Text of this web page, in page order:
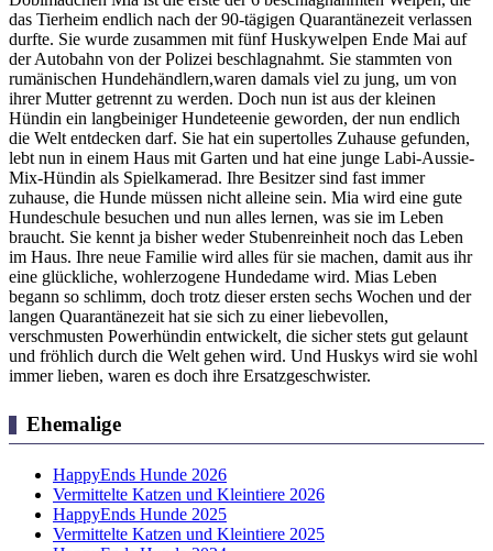
das Tierheim endlich nach der 90-tägigen Quarantänezeit verlassen
durfte. Sie wurde zusammen mit fünf Huskywelpen Ende Mai auf
der Autobahn von der Polizei beschlagnahmt. Sie stammten von
rumänischen Hundehändlern,waren damals viel zu jung, um von
ihrer Mutter getrennt zu werden. Doch nun ist aus der kleinen
Hündin ein langbeiniger Hundeteenie geworden, der nun endlich
die Welt entdecken darf. Sie hat ein supertolles Zuhause gefunden,
lebt nun in einem Haus mit Garten und hat eine junge Labi-Aussie-
Mix-Hündin als Spielkamerad. Ihre Besitzer sind fast immer
zuhause, die Hunde müssen nicht alleine sein. Mia wird eine gute
Hundeschule besuchen und nun alles lernen, was sie im Leben
braucht. Sie kennt ja bisher weder Stubenreinheit noch das Leben
im Haus. Ihre neue Familie wird alles für sie machen, damit aus ihr
eine glückliche, wohlerzogene Hundedame wird. Mias Leben
begann so schlimm, doch trotz dieser ersten sechs Wochen und der
langen Quarantänezeit hat sie sich zu einer liebevollen,
verschmusten Powerhündin entwickelt, die sicher stets gut gelaunt
und fröhlich durch die Welt gehen wird. Und Huskys wird sie wohl
immer lieben, waren es doch ihre Ersatzgeschwister.
Ehemalige
HappyEnds Hunde 2026
Vermittelte Katzen und Kleintiere 2026
HappyEnds Hunde 2025
Vermittelte Katzen und Kleintiere 2025